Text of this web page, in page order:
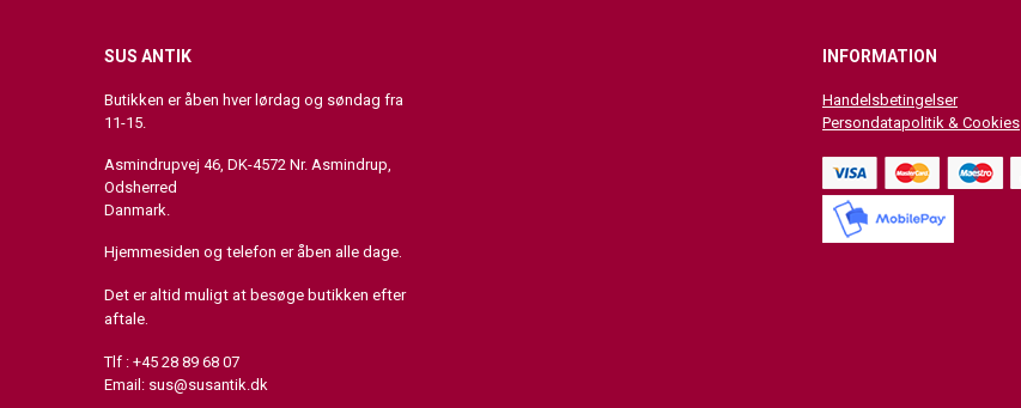
SUS ANTIK
Butikken er åben hver lørdag og søndag fra
11-15.
Asmindrupvej 46, DK-4572 Nr. Asmindrup,
Odsherred
Danmark.
Hjemmesiden og telefon er åben alle dage.
Det er altid muligt at besøge butikken efter
aftale.
Tlf : +45 28 89 68 07
Email: sus@susantik.dk
INFORMATION
Handelsbetingelser
Persondatapolitik & Cookies